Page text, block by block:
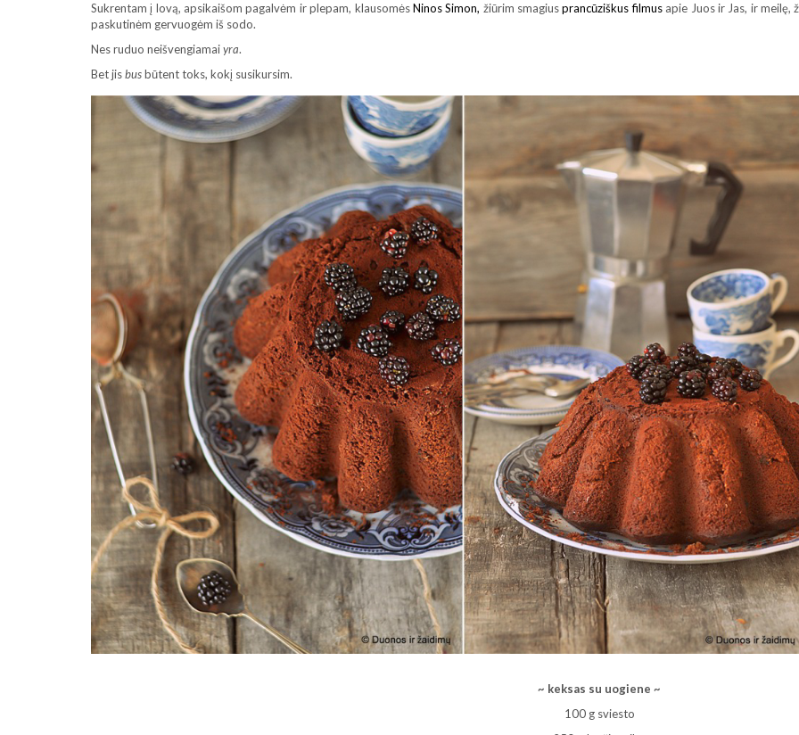
Sukrentam į lovą, apsikaišom pagalvėm ir plepam, klausomėsNinos Simon, žiūrim smagiusprancūziškus filmusapie Juos ir Jas, ir meilę,
paskutinėm gervuogėm iš sodo.
Nes ruduo neišvengiamaiyra.
Bet jisbusbūtent toks, kokį susikursim.
~ keksas su uogiene ~
100 g sviesto